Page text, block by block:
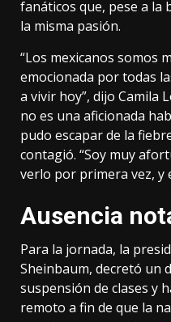
fanáticos que, pese a la
la misma pasión.
“Los mexicanos somos
emocionada por todas
a vivir hoy”, dijo Camila
no es una aficionada
pudo escapar de la
contagió. “Soy muy
verlo por primera vez, y
Ausencia
Para la jornada, la
Sheinbaum, decretó un
suspensión de clases y
remoto a fin de que la